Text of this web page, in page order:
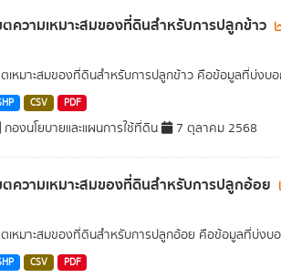
ตความเหมาะสมของที่ดินสำหรับการปลูกข้าว
ตเหมาะสมของที่ดินสำหรับการปลูกข้าว คือข้อมูลที่บ่งบ
CSV PDF
กองนโยบายและแผนการใช้ที่ดิน 7 ตุลาคม 2568
ตความเหมาะสมของที่ดินสำหรับการปลูกอ้อย
ตเหมาะสมของที่ดินสำหรับการปลูกอ้อย คือข้อมูลที่บ่งบ
CSV PDF